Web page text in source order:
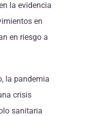
la evidencia
en
en riesgo a
la pandemia
crisis
sanitaria